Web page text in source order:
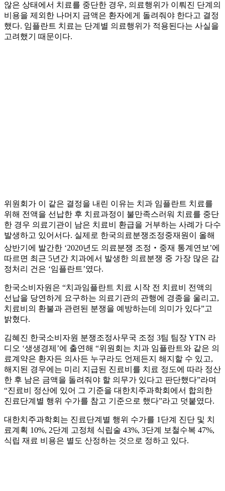
않은 상태에서 치료를 중단한 경우, 의료행위가 이뤄진 단계의
비용을 제외한 나머지 금액은 환자에게 돌려줘야 한다고 결정
했다. 임플란트 치료는 단계별 의료행위가 적용된다는 사실을
고려했기 때문이다.
위원회가 이 같은 결정을 내린 이유는 치과 임플란트 치료를
위해 전액을 선납한 후 치료과정이 불만족스러워 치료를 중단
한 경우 의료기관이 남은 치료비 환급을 거부하는 사례가 다수
발생하고 있어서다. 실제로 한국의료분쟁조정중재원이 올해
상반기에 발간한 ‘2020년도 의료분쟁 조정‧중재 통계연보’에
따르면 최근 5년간 치과에서 발생한 의료분쟁 중 가장 많은 감
정처리 건은 ‘임플란트’였다.
한국소비자원은 “치과임플란트 치료 시작 전 치료비 전액의
선납을 당연하게 요구하는 의료기관의 관행에 경종을 울리고,
치료비의 환불과 관련된 분쟁을 예방하는데 의미가 있다”고
밝혔다.
김혜진 한국소비자원 분쟁조정사무국 조정 3팀 팀장 YTN 라
디오 ‘생생경제’에 출연해 “위원회는 치과 임플란트와 같은 의
료계약은 환자든 의사든 누구라도 언제든지 해지할 수 있고,
해지된 경우에는 미리 지급된 진료비를 치료 정도에 따라 정산
한 후 남은 금액을 돌려줘야 할 의무가 있다고 판단했다”라며
“진료비 정산에 있어 그 기준을 대한치주과학회에서 합의한
진료단계별 행위 수가를 참고 기준으로 했다”라고 덧붙였다.
대한치주과학회는 진료단계별 행위 수가를 1단계 진단 및 치
료계획 10%, 2단계 고정체 식립술 43%, 3단계 보철수복 47%,
식립 재료 비용은 별도 산정하는 것으로 정하고 있다.